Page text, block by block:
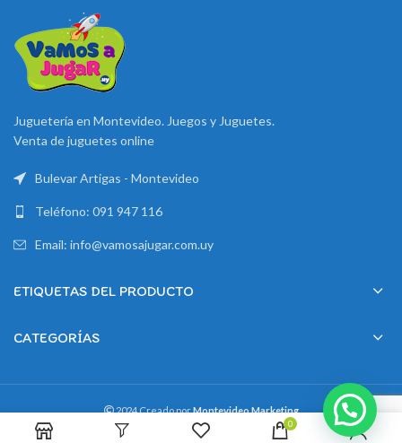
Juguetería en Montevideo. Juegos y Juguetes.
Venta de juguetes online
Bulevar Artigas - Montevideo
Teléfono: 091 947 116
Email: info@vamosajugar.com.uy
ETIQUETAS DEL PRODUCTO
CATEGORÍAS
2024 Creado porMontevideo Marketing
0